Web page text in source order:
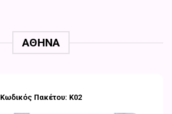
ΑΘΗΝΑ
Κωδικός Πακέτου: Κ02